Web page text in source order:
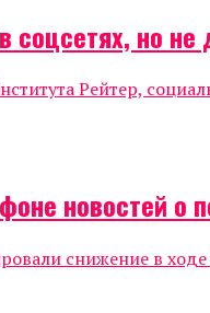
но не
Рейтер,
новостей
снижение в